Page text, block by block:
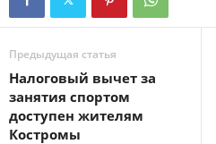
Предыдущая статья
Налоговый вычет за
занятия спортом
доступен жителям
Костромы